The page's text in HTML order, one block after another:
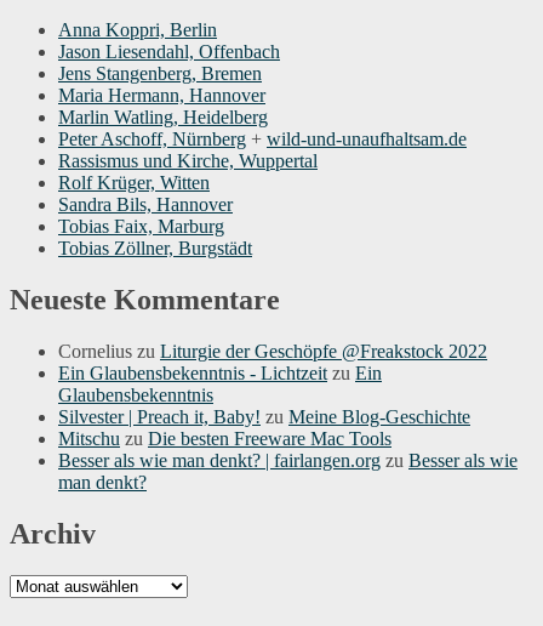
Anna Koppri, Berlin
Jason Liesendahl, Offenbach
Jens Stangenberg, Bremen
Maria Hermann, Hannover
Marlin Watling, Heidelberg
Peter Aschoff, Nürnberg + wild-und-unaufhaltsam.de
Rassismus und Kirche, Wuppertal
Rolf Krüger, Witten
Sandra Bils, Hannover
Tobias Faix, Marburg
Tobias Zöllner, Burgstädt
Neueste Kommentare
Cornelius zu Liturgie der Geschöpfe @Freakstock 2022
Ein Glaubensbekenntnis - Lichtzeit zu Ein
Glaubensbekenntnis
Silvester | Preach it, Baby! zu Meine Blog-Geschichte
Mitschu zu Die besten Freeware Mac Tools
Besser als wie man denkt? | fairlangen.org zu Besser als wie
man denkt?
Archiv
Archiv